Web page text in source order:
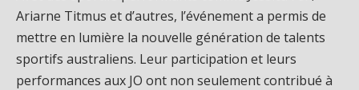
Ariarne Titmus et d’autres, l’événement a permis de
mettre en lumière la nouvelle génération de talents
sportifs australiens. Leur participation et leurs
performances aux JO ont non seulement contribué à